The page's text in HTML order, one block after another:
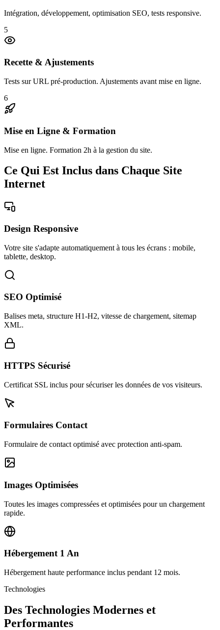
Intégration, développement, optimisation SEO, tests responsive.
5
Recette & Ajustements
Tests sur URL pré-production. Ajustements avant mise en ligne.
6
Mise en Ligne & Formation
Mise en ligne. Formation 2h à la gestion du site.
Ce Qui Est Inclus dans Chaque Site
Internet
Design Responsive
Votre site s'adapte automatiquement à tous les écrans : mobile,
tablette, desktop.
SEO Optimisé
Balises meta, structure H1-H2, vitesse de chargement, sitemap
XML.
HTTPS Sécurisé
Certificat SSL inclus pour sécuriser les données de vos visiteurs.
Formulaires Contact
Formulaire de contact optimisé avec protection anti-spam.
Images Optimisées
Toutes les images compressées et optimisées pour un chargement
rapide.
Hébergement 1 An
Hébergement haute performance inclus pendant 12 mois.
Technologies
Des Technologies Modernes et
Performantes